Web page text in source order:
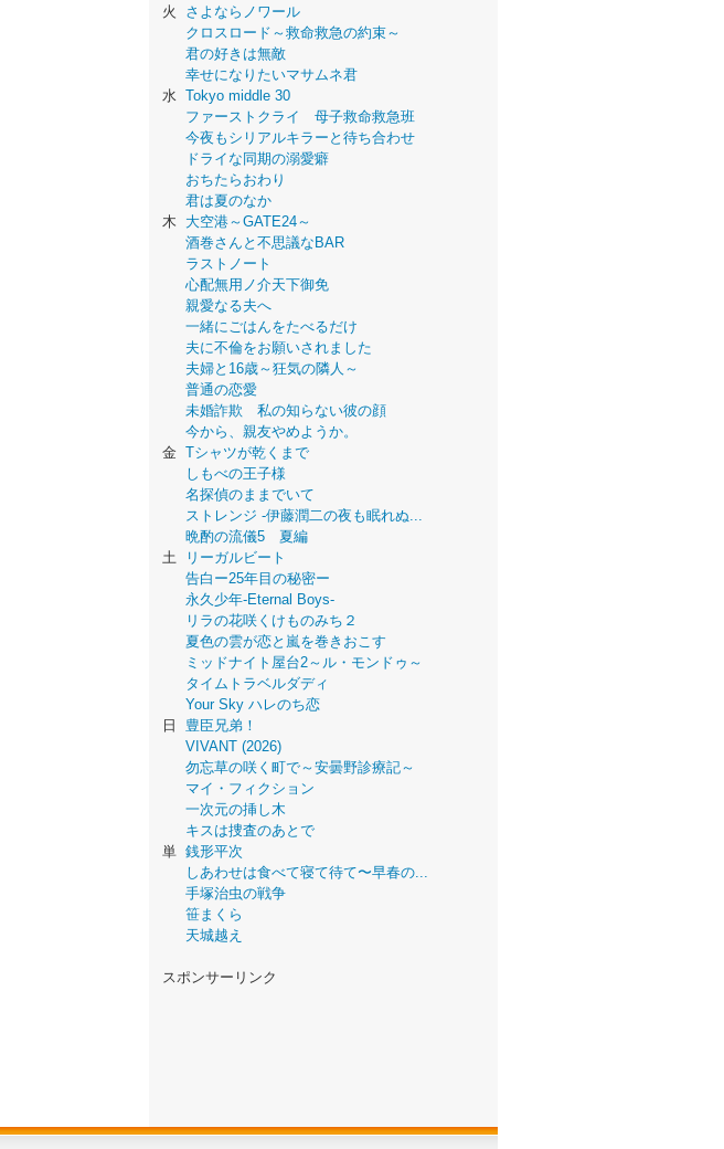
火
さよならノワール
クロスロード～救命救急の約束～
君の好きは無敵
幸せになりたいマサムネ君
水 Tokyo middle 30
ファーストクライ 母子救命救急班
今夜もシリアルキラーと待ち合わせ
ドライな同期の溺愛癖
おちたらおわり
君は夏のなか
木
大空港～GATE24～
酒巻さんと不思議なBAR
ラストノート
心配無用ノ介天下御免
親愛なる夫へ
一緒にごはんをたべるだけ
夫に不倫をお願いされました
夫婦と16歳～狂気の隣人～
普通の恋愛
未婚詐欺 私の知らない彼の顔
今から、親友やめようか。
金 Tシャツが乾くまで
しもべの王子様
名探偵のままでいて
ストレンジ -伊藤潤二の夜も眠れぬ...
晩酌の流儀5 夏編
土
リーガルビート
告白ー25年目の秘密ー
永久少年-Eternal Boys-
リラの花咲くけものみち２
夏色の雲が恋と嵐を巻きおこす
ミッドナイト屋台2～ル・モンドゥ～
タイムトラベルダディ
Your Sky ハレのち恋
日
豊臣兄弟！
VIVANT (2026)
勿忘草の咲く町で～安曇野診療記～
マイ・フィクション
一次元の挿し木
キスは捜査のあとで
単 銭形平次
しあわせは食べて寝て待て〜早春の...
手塚治虫の戦争
笹まくら
天城越え
スポンサーリンク